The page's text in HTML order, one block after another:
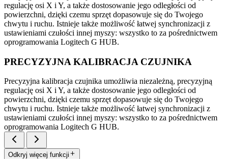
regulację osi X i Y, a także dostosowanie jego odległości od
powierzchni, dzięki czemu sprzęt dopasowuje się do Twojego
chwytu i ruchu. Istnieje także możliwość łatwej synchronizacji z
ustawieniami czułości innej myszy: wszystko to za pośrednictwem
oprogramowania Logitech G HUB.
PRECYZYJNA KALIBRACJA CZUJNIKA
Precyzyjna kalibracja czujnika umożliwia niezależną, precyzyjną
regulację osi X i Y, a także dostosowanie jego odległości od
powierzchni, dzięki czemu sprzęt dopasowuje się do Twojego
chwytu i ruchu. Istnieje także możliwość łatwej synchronizacji z
ustawieniami czułości innej myszy: wszystko to za pośrednictwem
oprogramowania Logitech G HUB.
Odkryj więcej funkcji